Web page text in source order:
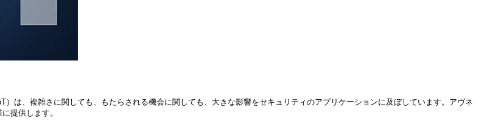
は、複雑さに関しても、もたらされる機会に関しても、大きな影響をセキュリティのアプリケーションに及ぼしています。アヴネ
提供します。